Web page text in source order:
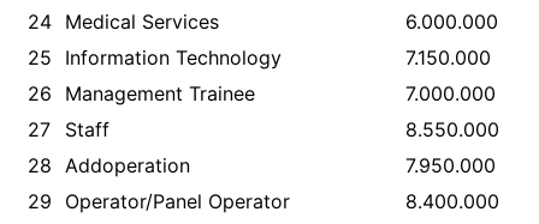
24 Medical Services
6.000.000
25
Information Technology
7.150.000
26
Management Trainee
7.000.000
27
Staff
8.550.000
28 Addoperation
7.950.000
29
Operator/Panel Operator
8.400.000